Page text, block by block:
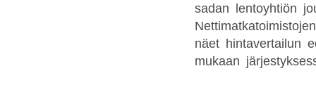
sadan lentoyhtiön
näet hintavertailun
mukaan